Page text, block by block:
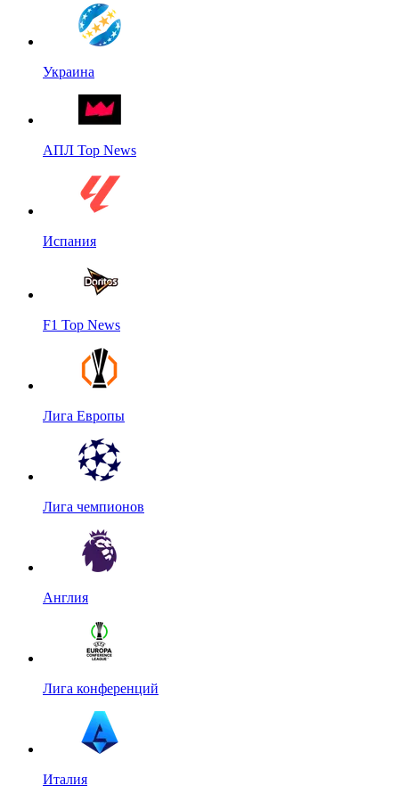
Украина
АПЛ Top News
Испания
F1 Top News
Лига Европы
Лига чемпионов
Англия
Лига конференций
Италия